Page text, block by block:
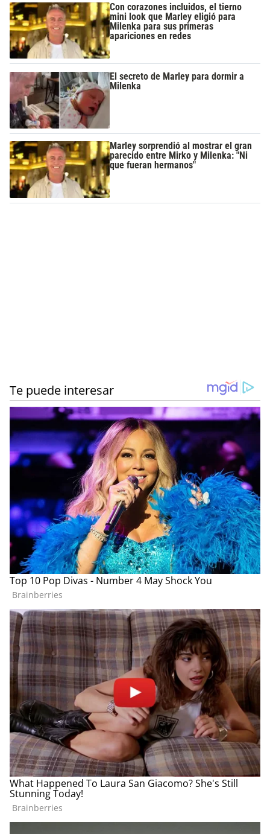
Con corazones incluidos, el tierno
mini look que Marley eligió para
Milenka para sus primeras
apariciones en redes
El secreto de Marley para dormir a
Milenka
Marley sorprendió al mostrar el gran
parecido entre Mirko y Milenka: "Ni
que fueran hermanos"